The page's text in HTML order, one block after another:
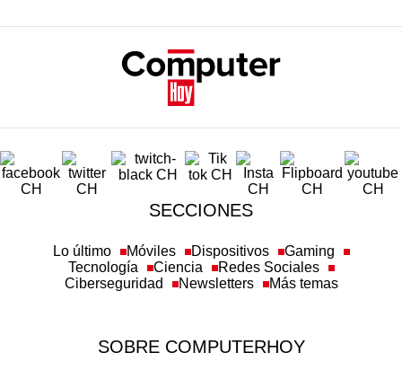
SECCIONES
Lo último Móviles Dispositivos
Gaming
Tecnología
Ciencia
Redes Sociales
Ciberseguridad
Newsletters Más temas
SOBRE COMPUTERHOY